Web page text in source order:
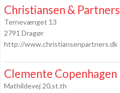
Christiansen & Partners
Ternevænget 13
2791 Dragør
http://www.christiansenpartners.dk
Clemente Copenhagen
Mathildevej 20,st.th